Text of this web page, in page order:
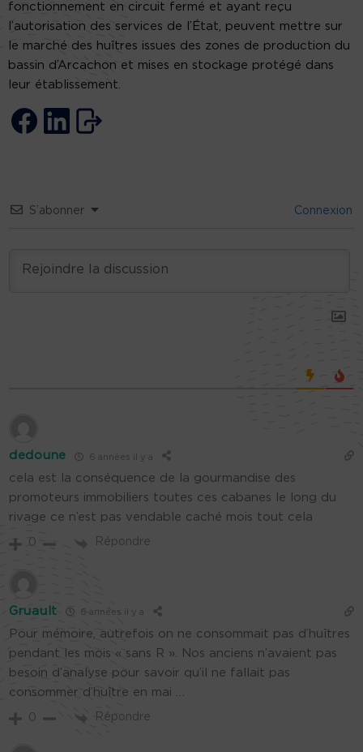
fonctionnement en circuit fermé et ayant reçu
l’autorisation des services de l’État, peuvent mettre sur
le marché des huîtres issues des zones de production du
bassin d’Arcachon et mises en stockage protégé dans
leur établissement.
S’abonner Connexion
dedoune 6 années il y a
cela est la conséquence de la gourmandise des
promoteurs immobiliers toutes ces cabanes le long du
rivage ce n’est pas vendable caché mois tout cela
0 Répondre
Gruault 6 années il y a
Pour mémoire, autrefois on ne consommait pas d’huîtres
pendant les mois « sans R ». Nos anciens n’avaient pas
besoin d’analyse pour savoir qu’il ne fallait pas
consommer d’huître en mai …
0 Répondre